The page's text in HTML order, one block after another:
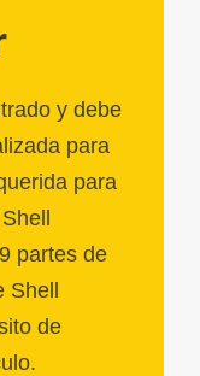
y debe
para
para
partes de
de